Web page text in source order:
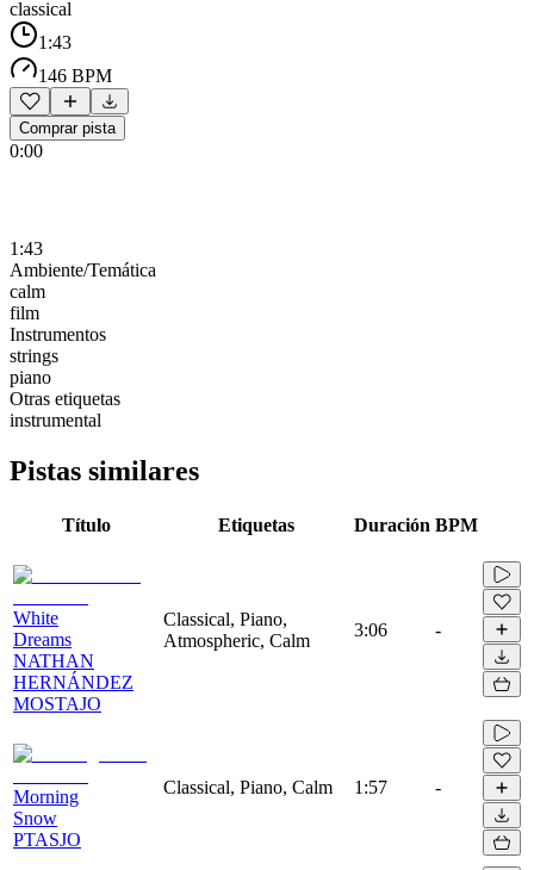
classical
1:43
146 BPM
Comprar pista
0:00
1:43
Ambiente/Temática
calm
film
Instrumentos
strings
piano
Otras etiquetas
instrumental
Pistas similares
Título Etiquetas Duración BPM
White
Dreams
NATHAN
HERNÁNDEZ
MOSTAJO
Classical, Piano,
Atmospheric, Calm
3:06 -
Morning
Snow
PTASJO
Classical, Piano, Calm 1:57 -